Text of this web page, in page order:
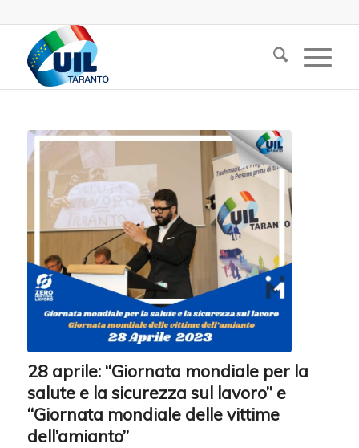
28 aprile: “Giornata mondiale per la
salute e la sicurezza sul lavoro” e
“Giornata mondiale delle vittime
dell’amianto”